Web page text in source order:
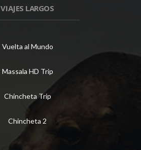
VIAJES LARGOS
Vuelta al Mundo
Massala HD Trip
Chincheta Trip
Chincheta 2